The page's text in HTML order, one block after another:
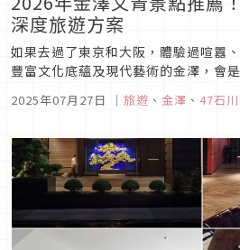
深度旅遊方案
如果去過了東京和大阪，體驗過喧囂
豐富文化底蘊及現代藝術的金澤，會
市場、東茶屋街、長町武家屋敷跡等
2025年07月27日 ｜ 旅遊 、 金澤 、 47石川